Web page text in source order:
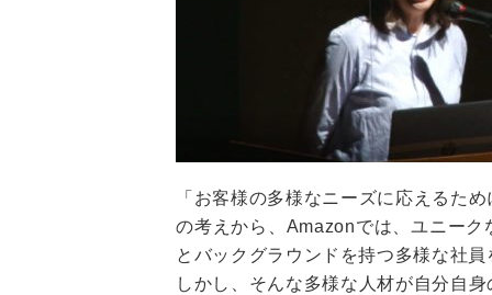
「お客様の多様なニーズに応えるた
の考えから、Amazonでは、ユニー
とバックグラウンドを持つ多様な社
しかし、そんな多様な人材が自分自